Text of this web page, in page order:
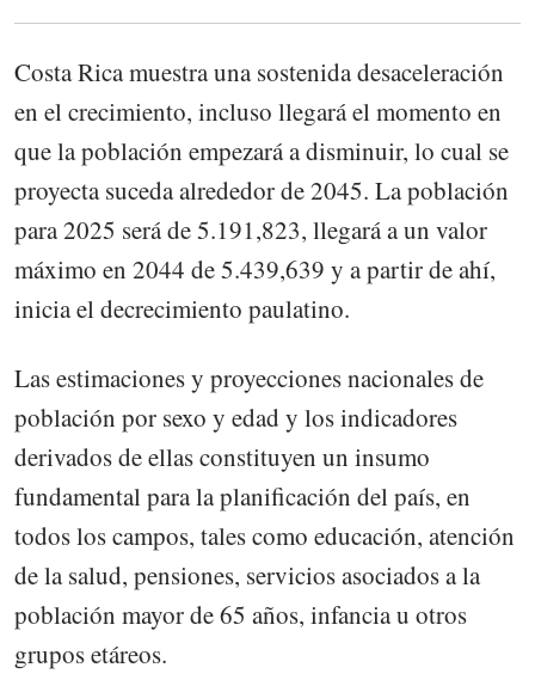
Costa Rica muestra una sostenida desaceleración
en el crecimiento, incluso llegará el momento en
que la población empezará a disminuir, lo cual se
proyecta suceda alrededor de 2045. La población
para 2025 será de 5.191,823, llegará a un valor
máximo en 2044 de 5.439,639 y a partir de ahí,
inicia el decrecimiento paulatino.
Las estimaciones y proyecciones nacionales de
población por sexo y edad y los indicadores
derivados de ellas constituyen un insumo
fundamental para la planificación del país, en
todos los campos, tales como educación, atención
de la salud, pensiones, servicios asociados a la
población mayor de 65 años, infancia u otros
grupos etáreos.